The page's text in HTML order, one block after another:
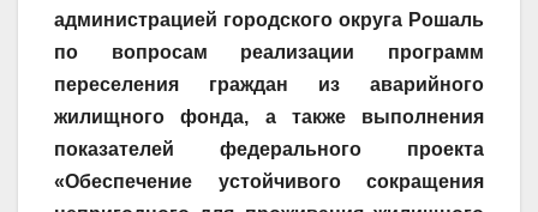
администрацией городского округа Рошаль
по вопросам реализации программ
переселения граждан из аварийного
жилищного фонда, а также выполнения
показателей федерального проекта
«Обеспечение устойчивого сокращения